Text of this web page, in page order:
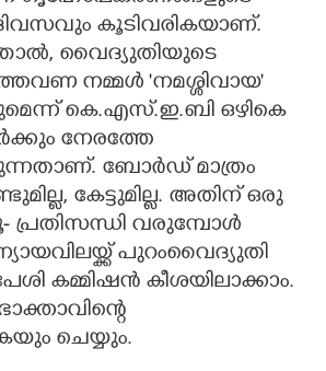
കൂടിവരികയാണ്.
വൈദ്യുതിയുടെ
നമ്മൾ 'നമശ്ശിവായ'
കെ.എസ്.ഇ.ബി ഒഴികെ
നേരത്തേ
ബോർഡ് മാത്രം
കേട്ടുമില്ല. അതിന് ഒരു
പ്രതിസന്ധി വരുമ്പോൾ
പുറംവൈദ്യുതി
കമ്മിഷൻ കീശയിലാക്കാം.
ചെയ്യും.